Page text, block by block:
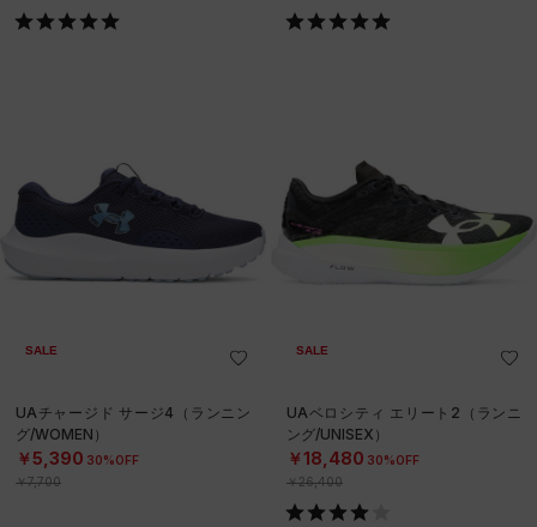
SALE
UAチャージド サージ4（ランニン
グ/WOMEN）
￥5,390 30%OFF
￥7,700
SALE
UAベロシティ エリート2（ランニ
ング/UNISEX）
￥18,480 30%OFF
￥26,400